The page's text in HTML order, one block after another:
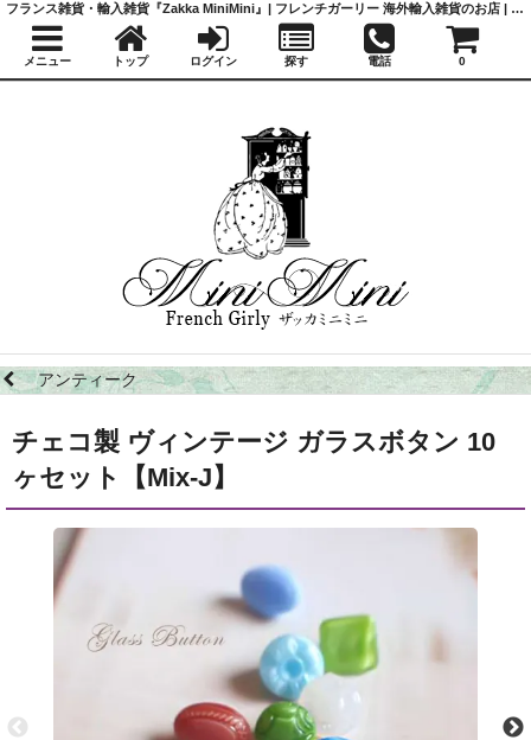
アンティーク
チェコ製 ヴィンテージ ガラスボタン 10
ヶセット【Mix-J】
フランス雑貨・輸入雑貨『Zakka MiniMini』| フレンチガーリー 海外輸入雑貨のお店 | かわいい雑貨 | 蚤の市 | アンティーク
メニュー トップ ログイン 探す 電話 0